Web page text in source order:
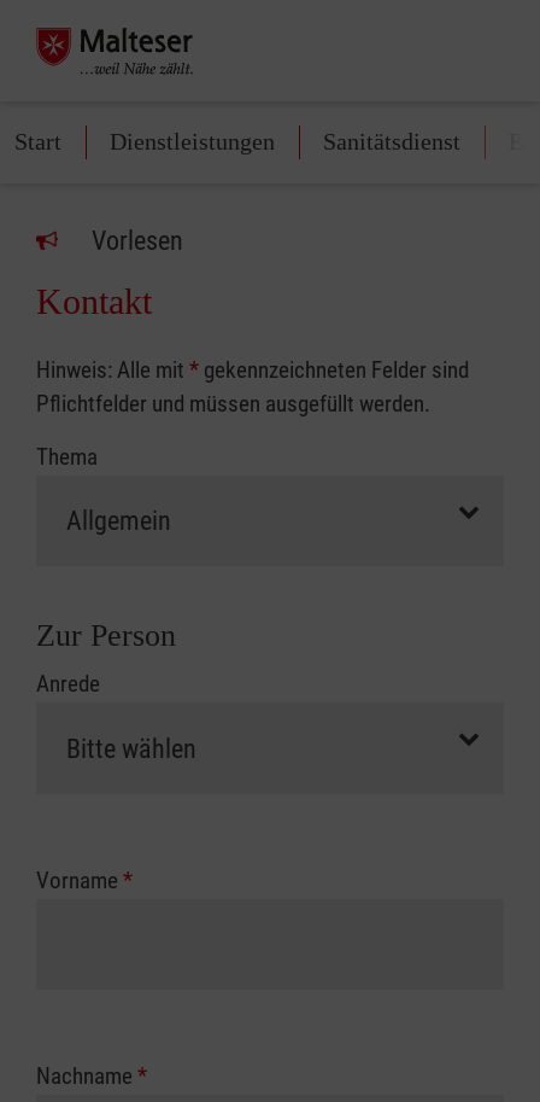
Start Dienstleistungen Sanitätsdienst
Vorlesen
Kontakt
Hinweis: Alle mit * gekennzeichneten Felder sind
Pflichtfelder und müssen ausgefüllt werden.
Thema
Zur Person
Anrede
Vorname *
Nachname *